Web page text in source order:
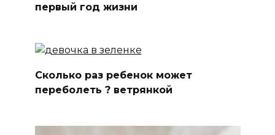
первый год жизни
Сколько раз ребенок может
переболеть ? ветрянкой